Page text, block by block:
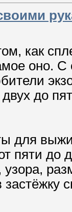
как
оно.
до
для
пяти до